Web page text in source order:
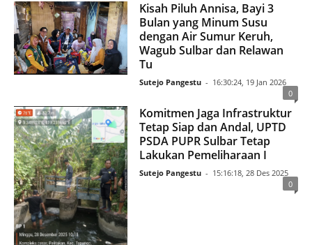
Kisah Piluh Annisa, Bayi 3
Bulan yang Minum Susu
dengan Air Sumur Keruh,
Wagub Sulbar dan Relawan
Tu
Sutejo Pangestu - 16:30:24, 19 Jan 2026
0
Komitmen Jaga Infrastruktur
Tetap Siap dan Andal, UPTD
PSDA PUPR Sulbar Tetap
Lakukan Pemeliharaan I
Sutejo Pangestu - 15:16:18, 28 Des 2025
0